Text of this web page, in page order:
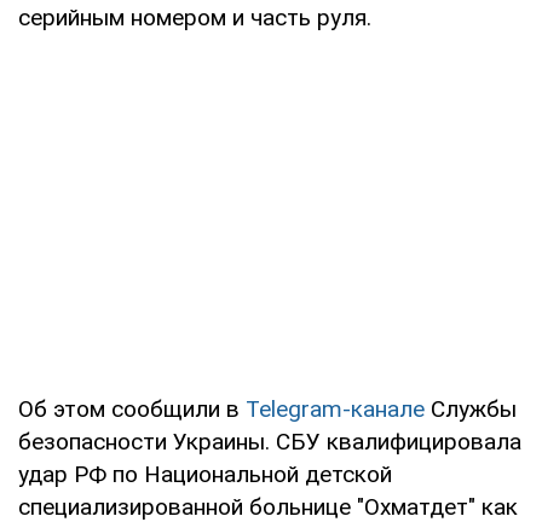
серийным номером и часть руля.
Об этом сообщили в Telegram-канале Службы
безопасности Украины. СБУ квалифицировала
удар РФ по Национальной детской
специализированной больнице "Охматдет" как